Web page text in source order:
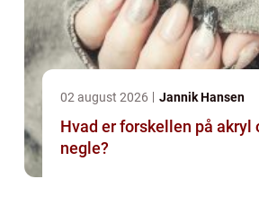
02 august 2026 Jannik Hansen
Hvad er forskellen på akryl
negle?